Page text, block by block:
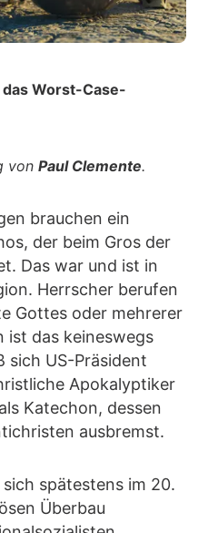
Worst-Case-
von Paul Clemente.
brauchen ein
der beim Gros der
Das war und ist in
Herrscher berufen
Gottes oder mehrerer
ist das keineswegs
sich US-Präsident
Apokalyptiker
Katechon, dessen
ausbremst.
spätestens im 20.
Überbau